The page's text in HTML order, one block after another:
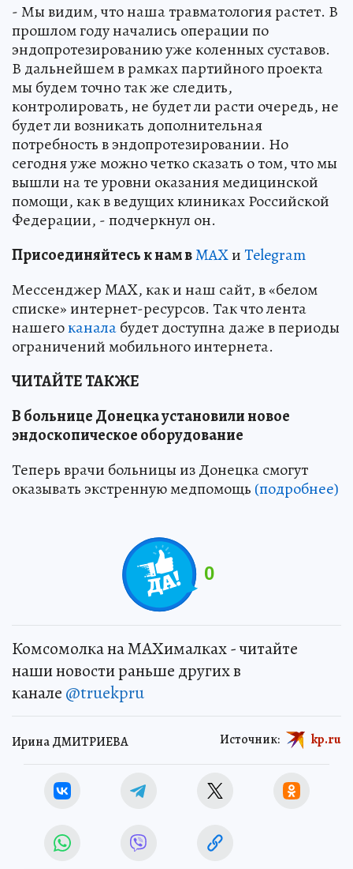
- Мы видим, что наша травматология растет. В
прошлом году начались операции по
эндопротезированию уже коленных суставов.
В дальнейшем в рамках партийного проекта
мы будем точно так же следить,
контролировать, не будет ли расти очередь, не
будет ли возникать дополнительная
потребность в эндопротезировании. Но
сегодня уже можно четко сказать о том, что мы
вышли на те уровни оказания медицинской
помощи, как в ведущих клиниках Российской
Федерации, - подчеркнул он.
Присоединяйтесь к нам вMAXиTelegram
Мессенджер MAX, как и наш сайт, в «белом
списке» интернет-ресурсов. Так что лента
нашегоканалабудет доступна даже в периоды
ограничений мобильного интернета.
ЧИТАЙТЕ ТАКЖЕ
В больнице Донецка установили новое
эндоскопическое оборудование
Теперь врачи больницы из Донецка смогут
оказывать экстренную медпомощь (подробнее)
0
Комсомолка на MAXималках - читайте
наши новости раньше других в
канале @truekpru
Ирина ДМИТРИЕВА Источник: kp.ru